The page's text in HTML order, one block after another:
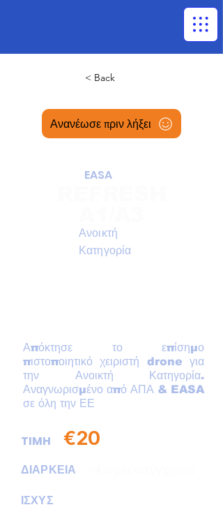
< Back
Ανανέωσε πριν λήξει
EASA
Ανοικτή
Κατηγορία
Απόκτησε το επίσημο
πιστοποιητικό χειριστή drone για
την Ανοικτή Κατηγορία.
Αναγνωρισμένο από ΑΠΑ & EASA
σε όλη την ΕΕ
TIMH €20
ΔΙΑΡΚΕΙΑ
ΙΣΧΥΣ